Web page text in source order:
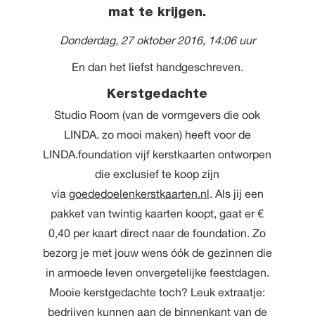
mat te krijgen.
Donderdag, 27 oktober 2016, 14:06 uur
En dan het liefst handgeschreven.
Kerstgedachte
Studio Room (van de vormgevers die ook
LINDA. zo mooi maken) heeft voor de
LINDA.foundation vijf kerstkaarten ontworpen
die exclusief te koop zijn
via goededoelenkerstkaarten.nl. Als jij een
pakket van twintig kaarten koopt, gaat er €
0,40 per kaart direct naar de foundation. Zo
bezorg je met jouw wens óók de gezinnen die
in armoede leven onvergetelijke feestdagen.
Mooie kerstgedachte toch? Leuk extraatje:
bedrijven kunnen aan de binnenkant van de